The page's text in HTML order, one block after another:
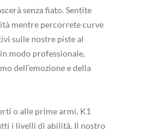
senza fiato. Sentite
mentre percorrete curve
sulle nostre piste al
modo professionale,
dell’emozione e della
o alle prime armi, K1
i livelli di abilità. Il nostro